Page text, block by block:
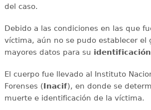
del caso.
Debido a las condiciones en las que
víctima, aún no se pudo establecer el
mayores datos para su identificación
El cuerpo fue llevado al Instituto
Forenses ( Inacif), en donde se
muerte e identificación de la víctima.